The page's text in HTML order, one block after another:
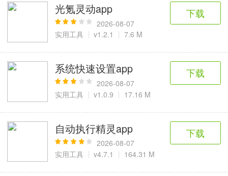
实用工具
2万+款应用
金融理财
2百+款应用
网上购物
资讯阅读
1万+款应用
学习办公
3万+款应用
生活服务
2万+款应用
医疗健康
6千+款应用
母婴育儿
2百+款应用
趣味娱乐
3千+款应用
图像拍照
光氪灵动app
2026-08-07
实用工具
v1.2.1 7.6 M
下载
系统快速设置app
2026-08-07
实用工具
v1.0.9 17.16 M
下载
自动执行精灵app
2026-08-07
实用工具
v4.7.1 164.31 M
下载